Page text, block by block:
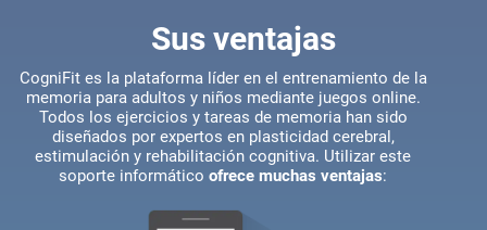
Sus ventajas
CogniFit es la plataforma líder en el entrenamiento de la
memoria para adultos y niños mediante juegos online.
Todos los ejercicios y tareas de memoria han sido
diseñados por expertos en plasticidad cerebral,
estimulación y rehabilitación cognitiva. Utilizar este
soporte informáticoofrece muchas ventajas: